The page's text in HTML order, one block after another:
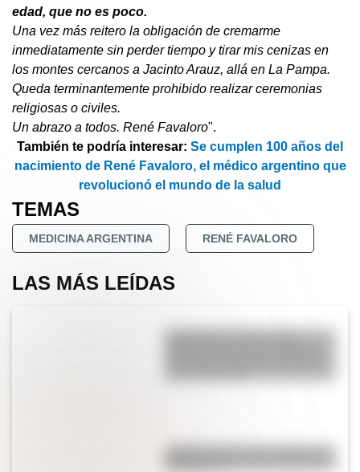
edad, que no es poco.
Una vez más reitero la obligación de cremarme
inmediatamente sin perder tiempo y tirar mis cenizas en
los montes cercanos a Jacinto Arauz, allá en La Pampa.
Queda terminantemente prohibido realizar ceremonias
religiosas o civiles.
Un abrazo a todos. René Favaloro".
También te podría interesar: Se cumplen 100 años del
nacimiento de René Favaloro, el médico argentino que
revolucionó el mundo de la salud
TEMAS
MEDICINA ARGENTINA RENÉ FAVALORO
LAS MÁS LEÍDAS
Actividades para el 17 de
¿Sabías cómo fue la infancia de